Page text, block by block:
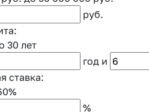
руб.
30 лет
год и
ставка:
%